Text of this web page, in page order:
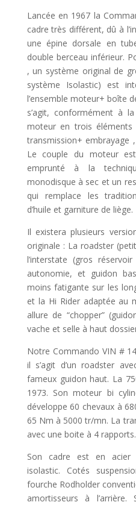
Lancée en 1967 la
cadre très différent, dû à
une épine dorsale en
double berceau inférieur.
, un système original de
système Isolastic) est
l’ensemble moteur+ boîte
s’agit, conformément à
moteur en trois
transmission+ embrayage
Le couple du moteur
emprunté à la
monodisque à sec et un
qui remplace les
d’huile et garniture de liège.
Il existera plusieurs
originale : La roadster
l’interstate (gros
autonomie, et guidon
moins fatigante sur les
et la Hi Rider adaptée au
allure de “chopper”
vache et selle à haut
Notre Commando VIN #
il s’agit d’un roadster
fameux guidon haut. La
1973. Son moteur bi
développe 60 chevaux à
65 Nm à 5000 tr/mn. La
avec une boite à 4 rapports.
Son cadre est en acier
isolastic. Cotés
fourche Rodholder
amortisseurs à